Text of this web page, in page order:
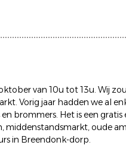
van 10u tot 13u. Wij
Vorig jaar hadden we al
brommers. Het is een gratis
middenstandsmarkt, oude
in Breendonk-dorp.